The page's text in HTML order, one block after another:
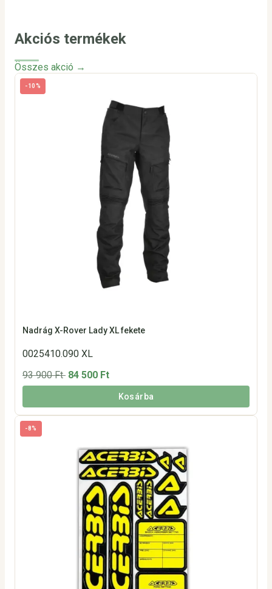
Akciós termékek
Összes akció →
-10%
Nadrág X-Rover Lady XL fekete
0025410.090 XL
93 900 Ft 84 500 Ft
Kosárba
-8%